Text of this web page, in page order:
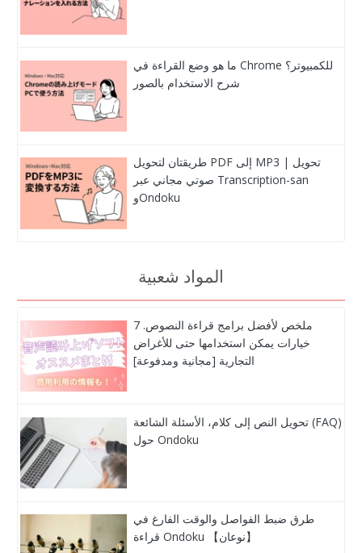
ما هو وضع القراءة في Chrome للكمبيوتر؟
شرح الاستخدام بالصور
طريقتان لتحويل PDF إلى MP3 | تحويل
صوتي مجاني عبر Transcription-san
وOndoku
المواد شعبية
ملخص لأفضل برامج قراءة النصوص. 7
خيارات يمكن استخدامها حتى للأغراض
التجارية [مجانية ومدفوعة]
تحويل النص إلى كلام، الأسئلة الشائعة (FAQ)
حول Ondoku
طرق ضبط الفواصل والوقت الفارغ في
قراءة Ondoku 【نوعان】